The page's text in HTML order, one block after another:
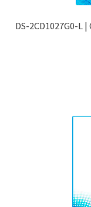
DS-2CD1027G0-L